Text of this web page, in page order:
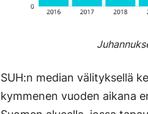
SUH:n median välityksellä
kymmenen vuoden aikana